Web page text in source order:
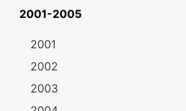
2001-2005
2001
2002
2003